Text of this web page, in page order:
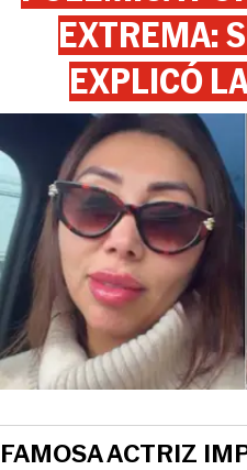
View this
EXTREMA:
EXPLICÓ
FAMOSA ACTRIZ